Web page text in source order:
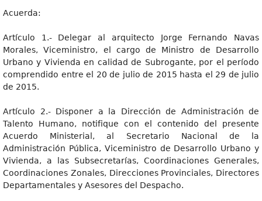
Acuerda:
Artículo 1.- Delegar al arquitecto Jorge Fernando Navas
Morales, Viceministro, el cargo de Ministro de Desarrollo
Urbano y Vivienda en calidad de Subrogante, por el período
comprendido entre el 20 de julio de 2015 hasta el 29 de julio
de 2015.
Artículo 2.- Disponer a la Dirección de Administración de
Talento Humano, notifique con el contenido del presente
Acuerdo Ministerial, al Secretario Nacional de la
Administración Pública, Viceministro de Desarrollo Urbano y
Vivienda, a las Subsecretarías, Coordinaciones Generales,
Coordinaciones Zonales, Direcciones Provinciales, Directores
Departamentales y Asesores del Despacho.